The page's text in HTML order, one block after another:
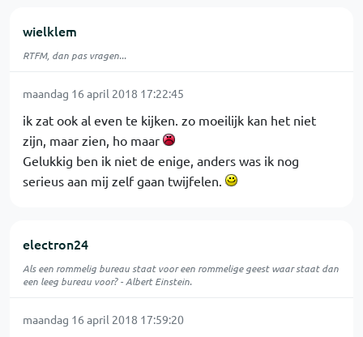
wielklem
RTFM, dan pas vragen...
maandag 16 april 2018 17:22:45
ik zat ook al even te kijken. zo moeilijk kan het niet
zijn, maar zien, ho maar
Gelukkig ben ik niet de enige, anders was ik nog
serieus aan mij zelf gaan twijfelen.
electron24
Als een rommelig bureau staat voor een rommelige geest waar staat dan
een leeg bureau voor? - Albert Einstein.
maandag 16 april 2018 17:59:20